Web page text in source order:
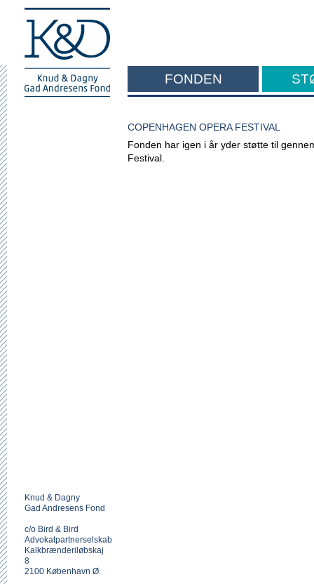
FONDEN
COPENHAGEN OPERA FESTIVAL
Fonden har igen i år yder støtte til
Festival.
Knud & Dagny
Gad Andresens Fond
c/o Bird & Bird
Advokatpartnerselskab
Kalkbrænderiløbskaj
8
2100 København Ø.